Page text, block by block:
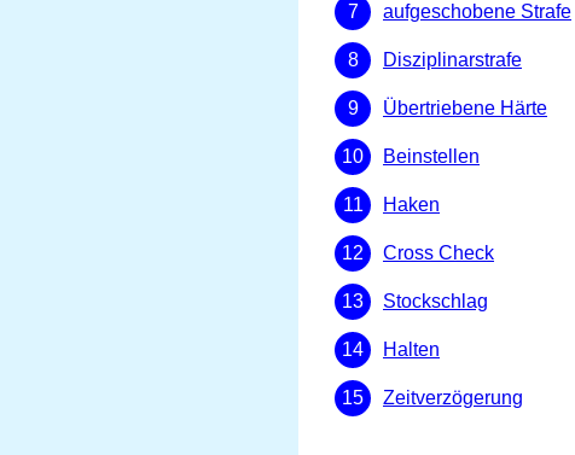
aufgeschobene Strafe
Disziplinarstrafe
Übertriebene Härte
Beinstellen
Haken
Cross Check
Stockschlag
Halten
Zeitverzögerung